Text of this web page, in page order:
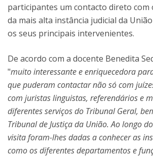
participantes um contacto direto
da mais alta instância judicial da
os seus principais intervenientes.
De acordo com a docente Benedita
"muito interessante e enriquecedora
que puderam contactar não só com
com juristas linguistas, referendários e
diferentes serviços do Tribunal Geral,
Tribunal de Justiça da União. Ao longo
visita foram-lhes dadas a conhecer as
como os diferentes departamentos e